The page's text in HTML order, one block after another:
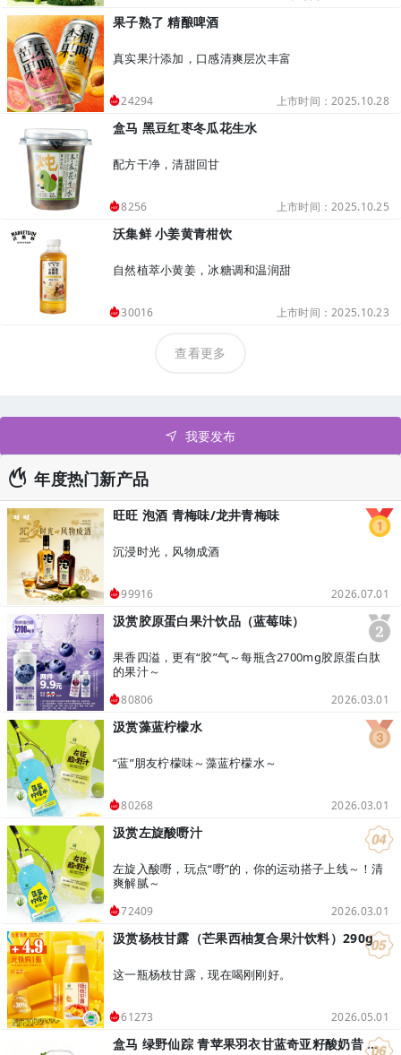
果子熟了 精酿啤酒
真实果汁添加，口感清爽层次丰富
24294 上市时间：2025.10.28
盒马 黑豆红枣冬瓜花生水
配方干净，清甜回甘
8256 上市时间：2025.10.25
沃集鲜 小姜黄青柑饮
自然植萃小黄姜，冰糖调和温润甜
30016 上市时间：2025.10.23
查看更多
我要发布
年度热门新产品
旺旺 泡酒 青梅味/龙井青梅味
沉浸时光，风物成酒
99916 2026.07.01
汲赏胶原蛋白果汁饮品（蓝莓味）
果香四溢，更有“胶”气～每瓶含2700mg胶原蛋白肽
的果汁～
80806 2026.03.01
汲赏藻蓝柠檬水
“蓝”朋友柠檬味～藻蓝柠檬水～
80268 2026.03.01
汲赏左旋酸嘢汁
左旋入酸嘢，玩点“嘢”的，你的运动搭子上线～！清
爽解腻～
72409 2026.03.01
汲赏杨枝甘露（芒果西柚复合果汁饮料）290g
这一瓶杨枝甘露，现在喝刚刚好。
61273 2026.05.01
盒马 绿野仙踪 青苹果羽衣甘蓝奇亚籽酸奶昔 400g